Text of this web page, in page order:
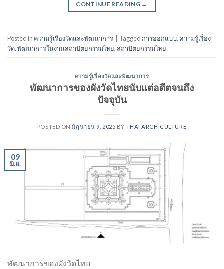
CONTINUE READING →
Posted in ความรู้เรื่องวัดและพัฒนาการ Tagged การออกแบบ, ความรู้เรื่อง
วัด,พัฒนาการในงานสถาปัตยกรรมไทย, สถาปัตยกรรมไทย
ความรู้เรื่องวัดและพัฒนาการ
พัฒนาการของผังวัดไทยนับแต่อดีตจนถึง
ปัจจุบัน
POSTED ONมิถุนายน 9, 2025 BY THAI ARCHICULTURE
09
มิ.ย.
พัฒนาการของผังวัดไทย